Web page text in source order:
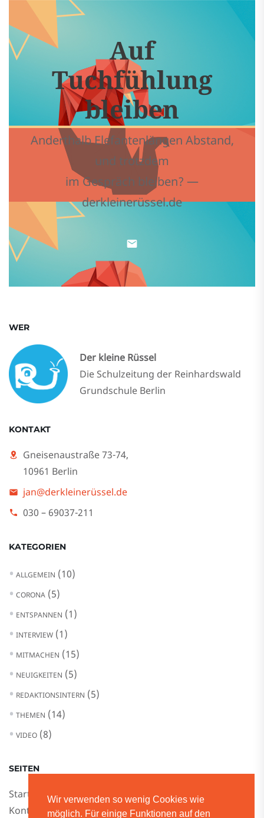
Auf
Tuchfühlung
bleiben
Anderthalb Elefantenlängen Abstand,
und trotzdem
im Gespräch bleiben? —
derkleinerüssel.de
WER
Der kleine Rüssel
Die Schulzeitung der Reinhardswald
Grundschule Berlin
KONTAKT
Gneisenaustraße 73-74,
10961 Berlin
jan@derkleinerüssel.de
030 – 69037-211
KATEGORIEN
ALLGEMEIN (10)
CORONA (5)
ENTSPANNEN (1)
INTERVIEW (1)
MITMACHEN (15)
NEUIGKEITEN (5)
REDAKTIONSINTERN (5)
THEMEN (14)
VIDEO (8)
SEITEN
Startseite
Kontakt
Wir verwenden so wenig Cookies wie
möglich. Für einige Funktionen auf den